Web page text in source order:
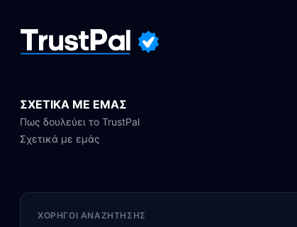
ΣΧΕΤΙΚΑ ΜΕ ΕΜΑΣ
Πως δουλεύει το TrustPal
Σχετικά με εμάς
ΧΟΡΗΓΟΊ ΑΝΑΖΉΤΗΣΗΣ